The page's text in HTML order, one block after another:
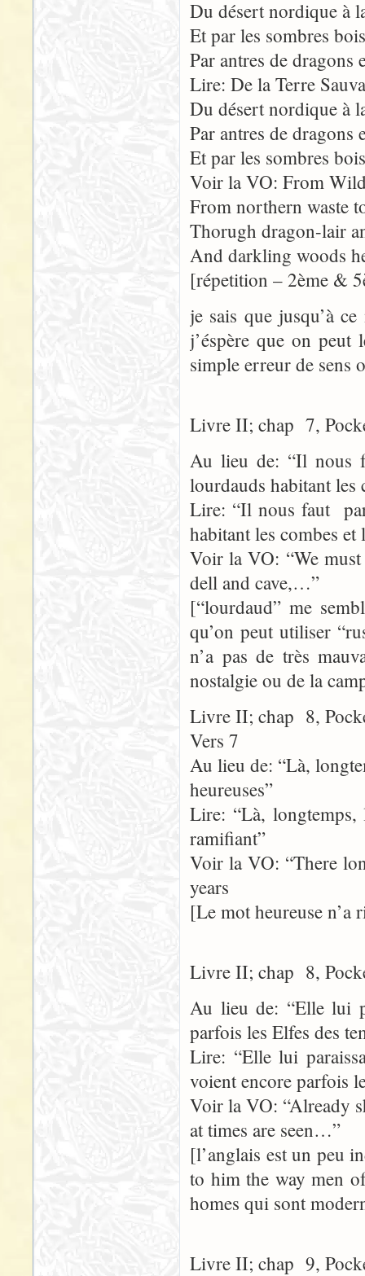
Du désert nordique à
Et par les sombres
Par antres de dragons
Lire: De la Terre
Du désert nordique à
Par antres de dragons
Et par les sombres
Voir la VO: From
From northern waste
Thorugh dragon-lair
And darkling woods
[répetition – 2ème &
je sais que jusqu’à
j’éspère que on
simple erreur de sens
Livre II; chap 7,
Au lieu de: “Il nous
lourdauds habitant les
Lire: “Il nous faut
habitant les combes
Voir la VO: “We
dell and cave,…”
[“lourdaud” me
qu’on peut utiliser
n’a pas de très
nostalgie ou de la
Livre II; chap 8,
Vers 7
Au lieu de: “Là,
heureuses”
Lire: “Là, longtemps,
ramifiant”
Voir la VO: “There
years
[Le mot heureuse n’a
Livre II; chap 8,
Au lieu de: “Elle lui
parfois les Elfes des
Lire: “Elle lui
voient encore parfois
Voir la VO: “Already
at times are seen…”
[l’anglais est un peu
to him the way men
homes qui sont
Livre II; chap 9,